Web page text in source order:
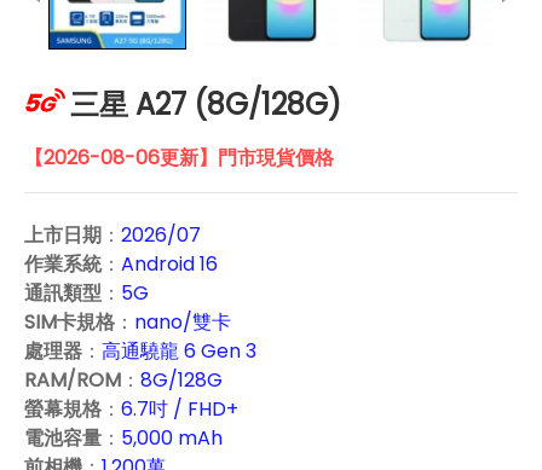
三星 A27 (8G/128G)
【2026-08-06更新】門市現貨價格
上市日期 ： 2026/07
作業系統： Android 16
通訊類型 ： 5G
SIM卡規格 ： nano/雙卡
處理器 ： 高通驍龍 6 Gen 3
RAM/ROM ： 8G/128G
螢幕規格 ： 6.7吋 / FHD+
電池容量 ： 5,000 mAh